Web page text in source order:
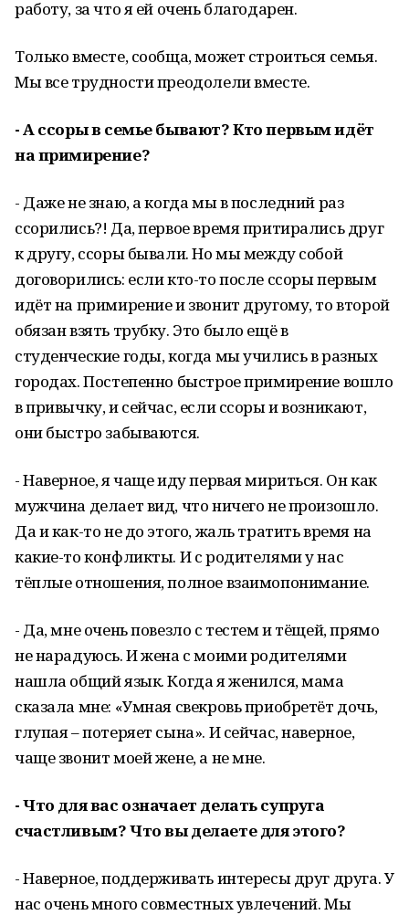
работу, за что я ей очень благодарен.
Только вместе, сообща, может строиться семья.
Мы все трудности преодолели вместе.
- А ссоры в семье бывают? Кто первым идёт
на примирение?
- Даже не знаю, а когда мы в последний раз
ссорились?! Да, первое время притирались друг
к другу, ссоры бывали. Но мы между собой
договорились: если кто-то после ссоры первым
идёт на примирение и звонит другому, то второй
обязан взять трубку. Это было ещё в
студенческие годы, когда мы учились в разных
городах. Постепенно быстрое примирение вошло
в привычку, и сейчас, если ссоры и возникают,
они быстро забываются.
- Наверное, я чаще иду первая мириться. Он как
мужчина делает вид, что ничего не произошло.
Да и как-то не до этого, жаль тратить время на
какие-то конфликты. И с родителями у нас
тёплые отношения, полное взаимопонимание.
- Да, мне очень повезло с тестем и тёщей, прямо
не нарадуюсь. И жена с моими родителями
нашла общий язык. Когда я женился, мама
сказала мне: «Умная свекровь приобретёт дочь,
глупая – потеряет сына». И сейчас, наверное,
чаще звонит моей жене, а не мне.
- Что для вас означает делать супруга
счастливым? Что вы делаете для этого?
- Наверное, поддерживать интересы друг друга. У
нас очень много совместных увлечений. Мы